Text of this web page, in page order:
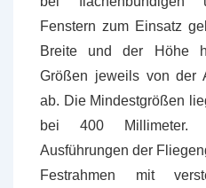
Fenstern zum Einsatz
Breite und der Höhe
Größen jeweils von der
ab. Die Mindestgrößen
bei 400 Millimeter.
Ausführungen der
Festrahmen mit